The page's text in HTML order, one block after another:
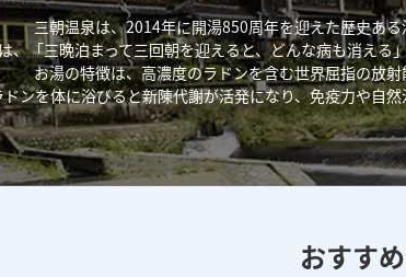
三朝温泉は、2014年に開湯850周年を迎えた歴史ある
、「三晩泊まって三回朝を迎えると、どんな病も消える
お湯の特徴は、高濃度のラドンを含む世界屈指の放
ンを体に浴びると新陳代謝が活発になり、免疫力や自
おすす